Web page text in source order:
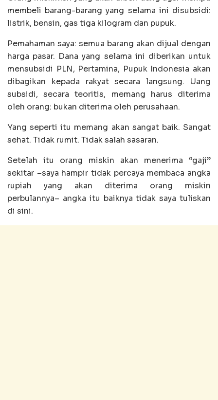
membeli barang-barang yang selama ini disubsidi:
listrik, bensin, gas tiga kilogram dan pupuk.
Pemahaman saya: semua barang akan dijual dengan
harga pasar. Dana yang selama ini diberikan untuk
mensubsidi PLN, Pertamina, Pupuk Indonesia akan
dibagikan kepada rakyat secara langsung. Uang
subsidi, secara teoritis, memang harus diterima
oleh orang: bukan diterima oleh perusahaan.
Yang seperti itu memang akan sangat baik. Sangat
sehat. Tidak rumit. Tidak salah sasaran.
Setelah itu orang miskin akan menerima “gaji”
sekitar –saya hampir tidak percaya membaca angka
rupiah yang akan diterima orang miskin
perbulannya– angka itu baiknya tidak saya tuliskan
di sini.